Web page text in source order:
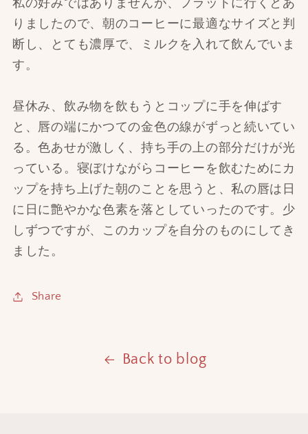
私の好みではありませんが、フラットに行くとあ
りましたので、朝のコーヒーに最適なサイズと判
断し、とても濃厚で、ミルクを入れて飲んでいま
す。
昼休み、飲み物を飲もうとコップに手を伸ばす
と、唇の端にかつての金色の線がずっと続いてい
る。色あせが激しく、持ち手の上の部分だけが光
っている。寝ぼけながらコーヒーを飲むためにカ
ップを持ち上げた朝のことを思うと、私の唇は日
に日に艶やかな色素を落としていったのです。少
しずつですが、このカップを自分のものにしてき
ました。
Share
Back to blog